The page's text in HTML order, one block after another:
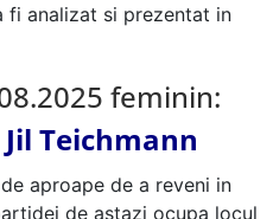
fi analizat si prezentat in
feminin:
Teichmann
aproape de a reveni in
de astazi ocupa locul